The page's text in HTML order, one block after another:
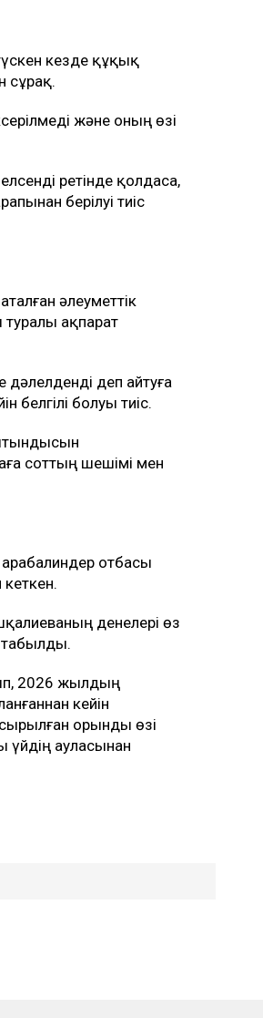
кезде құқық
сұрақ.
және оның өзі
ретінде қолдаса,
берілуі тиіс
әлеуметтік
туралы ақпарат
деп айтуға
белгілі болуы тиіс.
соттың шешімі мен
отбасы
денелері өз
2026 жылдың
кейін
орынды өзі
үйдің ауласынан